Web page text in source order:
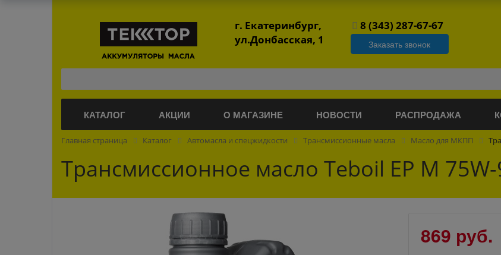
г. Екатеринбург,
ул.Донбасская, 1
8 (343) 287-67-67
Заказать звонок
КАТАЛОГ АКЦИИ О МАГАЗИНЕ НОВОСТИ РАСПРОДАЖА
Главная страница Каталог Автомасла и спецжидкости Трансмиссионные масла Масло для МКПП
Трансмиссионное масло Teboil EP M 75W-
869 руб.